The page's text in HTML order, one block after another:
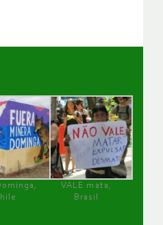
VALE mata,
Brasil